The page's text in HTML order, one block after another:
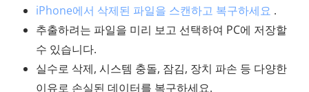
iPhone에서 삭제된 파일을 스캔하고 복구하세요 .
추출하려는 파일을 미리 보고 선택하여 PC에 저장할
수 있습니다.
실수로 삭제, 시스템 충돌, 잠김, 장치 파손 등 다양한
이유로 손실된 데이터를 복구하세요.